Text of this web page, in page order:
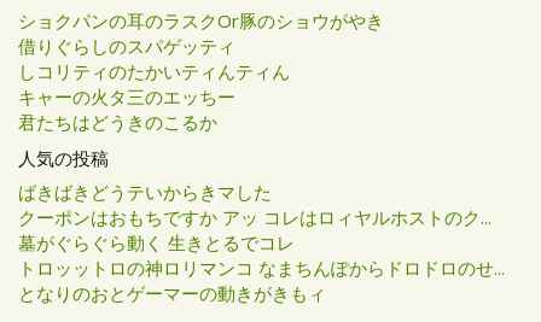
ショクパンの耳のラスクOr豚のショウがやき
借りぐらしのスパゲッティ
しコリティのたかいティんティん
キャーの火タ三のエッちー
君たちはどうきのこるか
人気の投稿
ばきばきどうテいからきマした
クーポンはおもちですか アッ コレはロィヤルホストのク...
墓がぐらぐら動く 生きとるでコレ
トロッットロの神ロリマンコ なまちんぽからドロドロのせ...
となりのおとゲーマーの動きがきもィ